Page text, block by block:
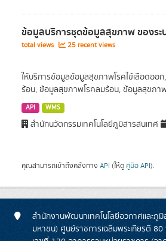
ข้อมูลบริการชุดข้อมูลสุขภาพ ของระ
total views
25 recent views
ให้บริการข้อมูลข้อมูลสุขภาพโรคไข้เลือดอ
ร้อน, ข้อมูลสุขภาพโรคลมร้อน, ข้อมูลสุขภาพ
API WMS
สำนักนวัตกรรมเทคโนโลยีภูมิสารสนเทศ
คุณสามารถเข้าถึงคลังทาง API (ให้ดู คู่มือ API).
สำนักงานพัฒนาเทคโนโลยีอวกาศและภู
มหาชน) ศูนย์ราชการเฉลิมพระเกียรติ